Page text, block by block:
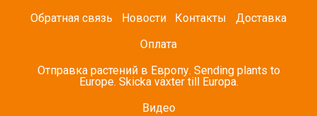
Обратная связь
Новости Контакты
Доставка
Оплата
Отправка растений в Европу. Sending plants to
Europe. Skicka växter till Europa.
Видео